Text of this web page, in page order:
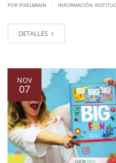
POR PIXELBRAIN INFORMACIÓN
DETALLES
NOV
07